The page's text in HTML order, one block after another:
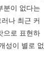
분이 없다는
나 최근 커
으로 표현하
성이 별로 없